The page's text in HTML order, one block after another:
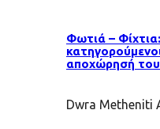
Φωτιά –
αποχώρησή
Dwra Metheniti